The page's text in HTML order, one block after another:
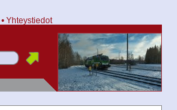
• Yhteystiedot